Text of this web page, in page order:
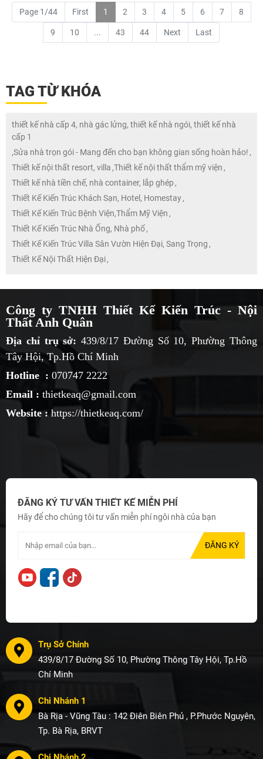
Page 1/44 First 1 2 3 4 5 6 7 8
9 10 ... 43 44 Next Last
TAG TỪ KHÓA
thiết kế nhà cấp 4, nhà gác lửng, thiết kế nhà ngói, thiết kế nhà
cấp 1
,Sửa nhà trọn gói - Mang đến cho bạn không gian sống hoàn hảo! ,
Thiết kế nội thất resort, villa ,Thiết kế nội thất thẩm mỹ viện ,
Thiết kế nhà tiền chế, nhà container, lắp ghép ,
Thiết Kế Kiến Trúc Khách Sạn, Hotel, Homestay,
Thiết Kế Kiến Trúc Bệnh Viện,Thẩm Mỹ Viện ,
Thiết Kế Kiến Trúc Nhà Ống, Nhà phố,
Thiết Kế Kiến Trúc Villa Sân Vườn Hiện Đại, Sang Trọng ,
Thiết Kế Nội Thất Hiện Đại,
Công ty TNHH Thiết Kế Kiến Trúc - Nội
Thất Anh Quân
Địa chỉ trụ sở: 439/8/17 Đường Số 10, Phường Thông
Tây Hội, Tp.Hồ Chí Minh
Hotline : 070747 2222
Email : thietkeaq@gmail.com
Website :https://thietkeaq.com/
ĐĂNG KÝ TƯ VẤN THIẾT KẾ MIỄN PHÍ
Hãy để cho chúng tôi tư vấn miễn phí ngôi nhà của bạn
Trụ Sở Chính
439/8/17 Đường Số 10, Phường Thông Tây Hội, Tp.Hồ
Chí Minh
Chi Nhánh 1
Bà Rịa - Vũng Tàu : 142 Điên Biên Phủ , P.Phước Nguyên,
Tp. Bà Rịa, BRVT